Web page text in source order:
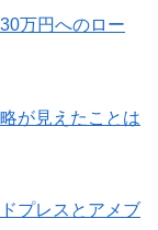
万円へのロー
が見えたことは
プレスとアメブ